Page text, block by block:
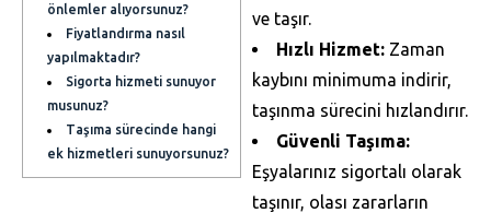
önlemler alıyorsunuz?
Fiyatlandırma nasıl
yapılmaktadır?
Sigorta hizmeti sunuyor
musunuz?
Taşıma sürecinde hangi
ek hizmetleri sunuyorsunuz?
ve taşır.
Hızlı Hizmet: Zaman
kaybını minimuma indirir,
taşınma sürecini hızlandırır.
Güvenli Taşıma:
Eşyalarınız sigortalı olarak
taşınır, olası zararların